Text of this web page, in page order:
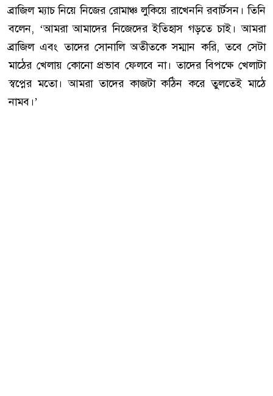
ব্রাজিল ম্যাচ নিয়ে নিজের রোমাঞ্চ লুকিয়ে রাখেননি রবার্টসন। তিনি
বলেন, ‘আমরা আমাদের নিজেদের ইতিহাস গড়তে চাই। আমরা
ব্রাজিল এবং তাদের সোনালি অতীতকে সম্মান করি, তবে সেটা
মাঠের খেলায় কোনো প্রভাব ফেলবে না। তাদের বিপক্ষে খেলাটা
স্বপ্নের মতো। আমরা তাদের কাজটা কঠিন করে তুলতেই মাঠে
নামব।’